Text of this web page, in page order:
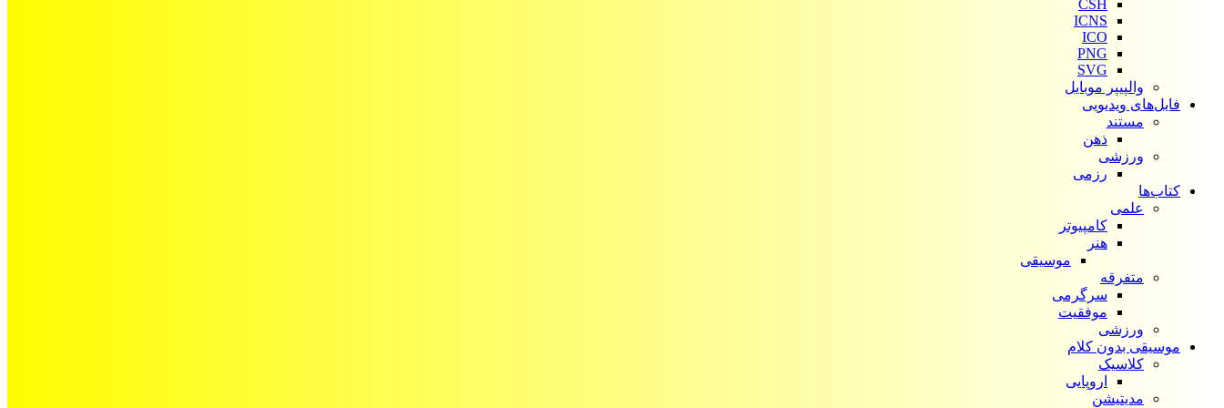
CSH
ICNS
ICO
PNG
SVG
والپیپر موبایل
فایل‌های ویدیویی
مستند
ذهن
ورزشی
رزمی
کتاب‌ها
علمی
کامپیوتر
هنر
موسیقی
متفرقه
سرگرمی
موفقیت
ورزشی
موسیقی بدون کلام
کلاسیک
اروپایی
مدیتیشن